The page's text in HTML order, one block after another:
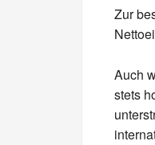
Zur
Auch
stets